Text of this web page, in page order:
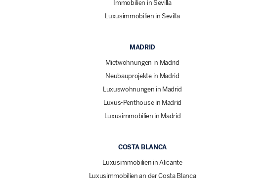
Immobilien in Sevilla
Luxusimmobilien in Sevilla
MADRID
Mietwohnungen in Madrid
Neubauprojekte in Madrid
Luxuswohnungen in Madrid
Luxus-Penthouse in Madrid
Luxusimmobilien in Madrid
COSTA BLANCA
Luxusimmobilien in Alicante
Luxusimmobilien an der Costa Blanca